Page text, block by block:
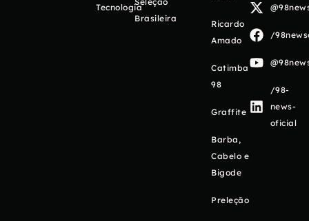
Tecnologia
Brasileira
Ricardo
Amado
Catimba
98
Graffite
Barba,
Cabelo e
Bigode
Preleção
/
/98-
news-
oficial